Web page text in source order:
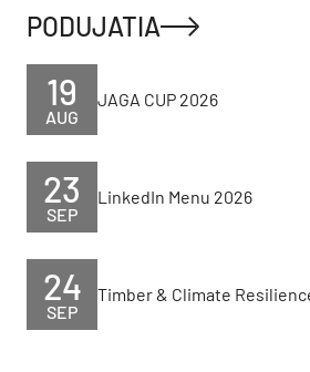
PODUJATIA
AUG
19 JAGA CUP 2026
SEP
23 LinkedIn Menu 2026
SEP
24 Timber & Climate